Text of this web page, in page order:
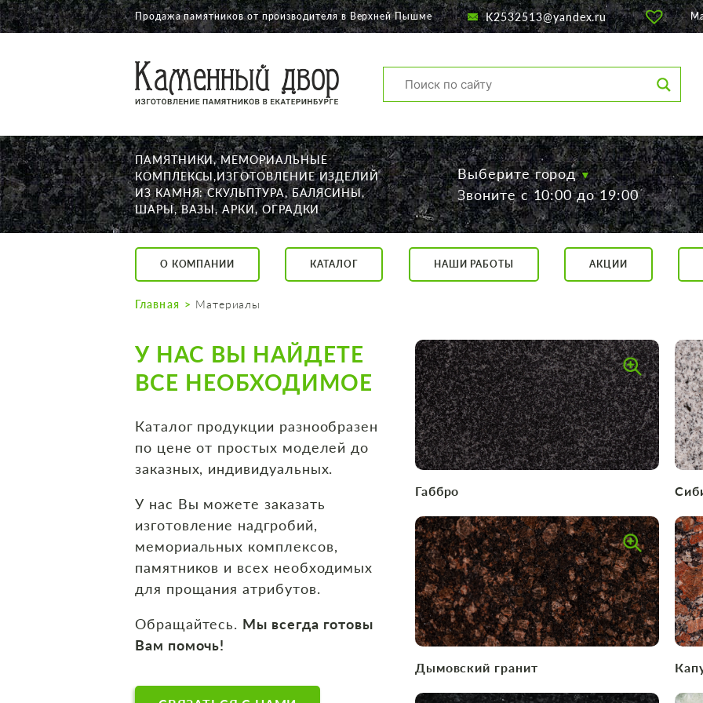
О КОМПАНИИ
КАТАЛОГ
НАШИ РАБОТЫ
АКЦИИ
ДОСТАВКА
КОНТАКТЫ
K2532513@yandex.ru
Екатеринбург, Щорса, 56
Суббота с 11:00 до 17:00
Продажа памятников от производителя в Верхней Пышме K2532513@yandex.ru
ПАМЯТНИКИ, МЕМОРИАЛЬНЫЕ
КОМПЛЕКСЫ,ИЗГОТОВЛЕНИЕ ИЗДЕЛИЙ
ИЗ КАМНЯ: СКУЛЬПТУРА, БАЛЯСИНЫ,
ШАРЫ, ВАЗЫ, АРКИ, ОГРАДКИ
Выберите город
Звоните с 10:00 до 19:00
О КОМПАНИИ КАТАЛОГ НАШИ РАБОТЫ АКЦИИ
Главная Материалы
У НАС ВЫ НАЙДЕТЕ
ВСЕ НЕОБХОДИМОЕ
Каталог продукции разнообразен
по цене от простых моделей до
заказных, индивидуальных.
У нас Вы можете заказать
изготовление надгробий,
мемориальных комплексов,
памятников и всех необходимых
для прощания атрибутов.
Обращайтесь. Мы всегда готовы
Вам помочь!
Габбро
Дымовский гранит